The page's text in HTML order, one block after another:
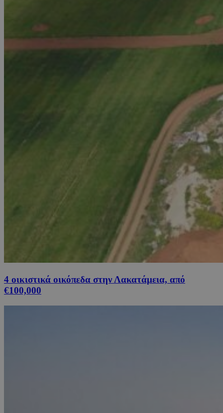
4 οικιστικά οικόπεδα στην Λακατάμεια, από
€100,000